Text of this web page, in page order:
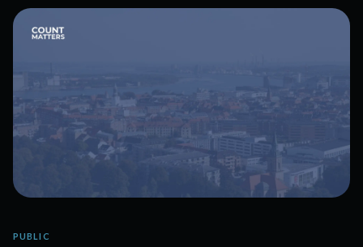
PUBLIC